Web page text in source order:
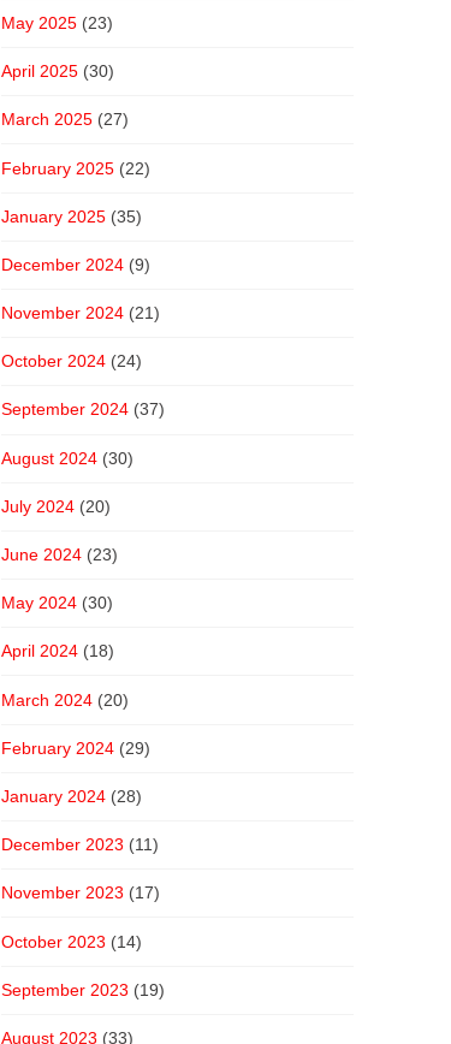
May 2025 (23)
April 2025 (30)
March 2025 (27)
February 2025 (22)
January 2025 (35)
December 2024 (9)
November 2024 (21)
October 2024 (24)
September 2024 (37)
August 2024 (30)
July 2024 (20)
June 2024 (23)
May 2024 (30)
April 2024 (18)
March 2024 (20)
February 2024 (29)
January 2024 (28)
December 2023 (11)
November 2023 (17)
October 2023 (14)
September 2023 (19)
August 2023 (33)